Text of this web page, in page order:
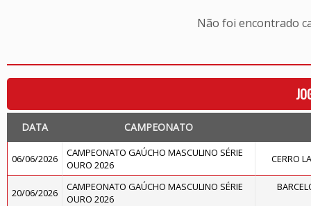
Não foi encontrado
DATA CAMPEONATO
06/06/2026
CAMPEONATO GAÚCHO MASCULINO SÉRIE
OURO 2026
CERRO
20/06/2026
CAMPEONATO GAÚCHO MASCULINO SÉRIE
OURO 2026